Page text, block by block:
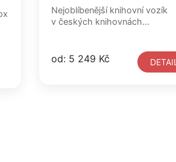
Nejoblíbenější knihovní vozík
v českých knihovnách...
od: 5 249 Kč DETAIL